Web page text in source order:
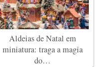
Aldeias de Natal em
miniatura: traga a magia
do…